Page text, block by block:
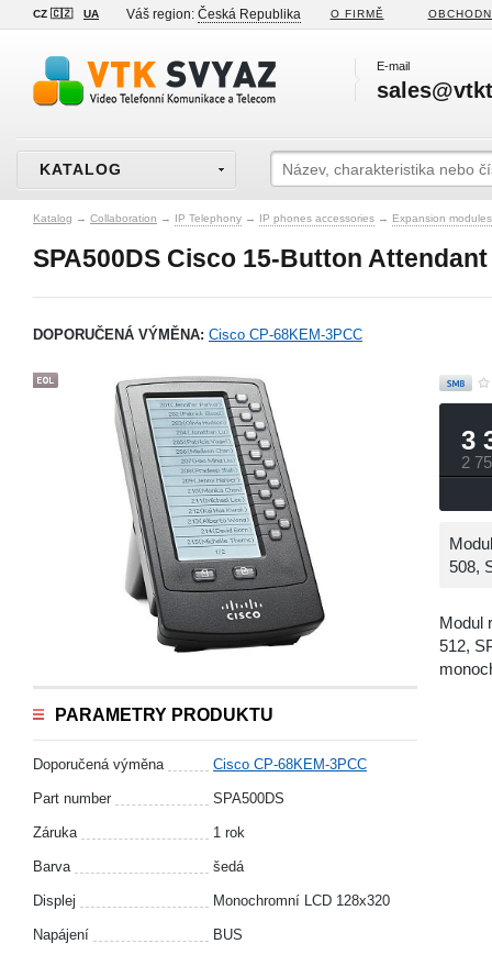
CZ 🇨🇿 UA Váš region: Česká Republika O FIRMĚ
E-mail
KATALOG
Katalog → Collaboration → IP Telephony → IP phones accessories → Expansion modules
SPA500DS Cisco 15-Button
DOPORUČENÁ VÝMĚNA: Cisco CP-68KEM-3PCC
PARAMETRY PRODUKTU
Doporučená výměna Cisco CP-68KEM-3PCC
Part number SPA500DS
Záruka 1 rok
Barva šedá
Displej Monochromní LCD 128х320
Napájení BUS
3
2
508,
Modul
512,